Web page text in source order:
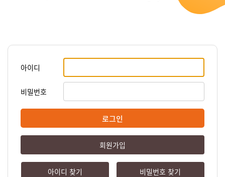
아이디
비밀번호
로그인
회원가입
아이디 찾기 비밀번호 찾기